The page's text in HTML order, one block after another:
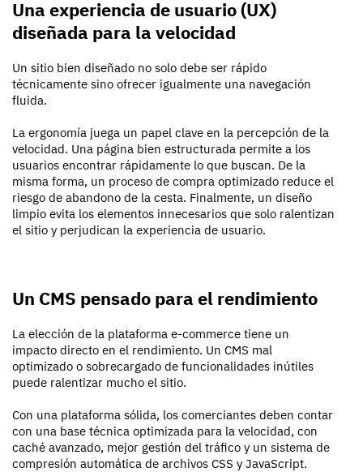
Una experiencia de usuario (UX)
diseñada para la velocidad
Un sitio bien diseñado no solo debe ser rápido
técnicamente sino ofrecer igualmente una navegación
fluida.
La ergonomía juega un papel clave en la percepción de la
velocidad. Una página bien estructurada permite a los
usuarios encontrar rápidamente lo que buscan. De la
misma forma, un proceso de compra optimizado reduce el
riesgo de abandono de la cesta. Finalmente, un diseño
limpio evita los elementos innecesarios que solo ralentizan
el sitio y perjudican la experiencia de usuario.
Un CMS pensado para el rendimiento
La elección de la plataforma e-commerce tiene un
impacto directo en el rendimiento. Un CMS mal
optimizado o sobrecargado de funcionalidades inútiles
puede ralentizar mucho el sitio.
Con una plataforma sólida, los comerciantes deben contar
con una base técnica optimizada para la velocidad, con
caché avanzado, mejor gestión del tráfico y un sistema de
compresión automática de archivos CSS y JavaScript.